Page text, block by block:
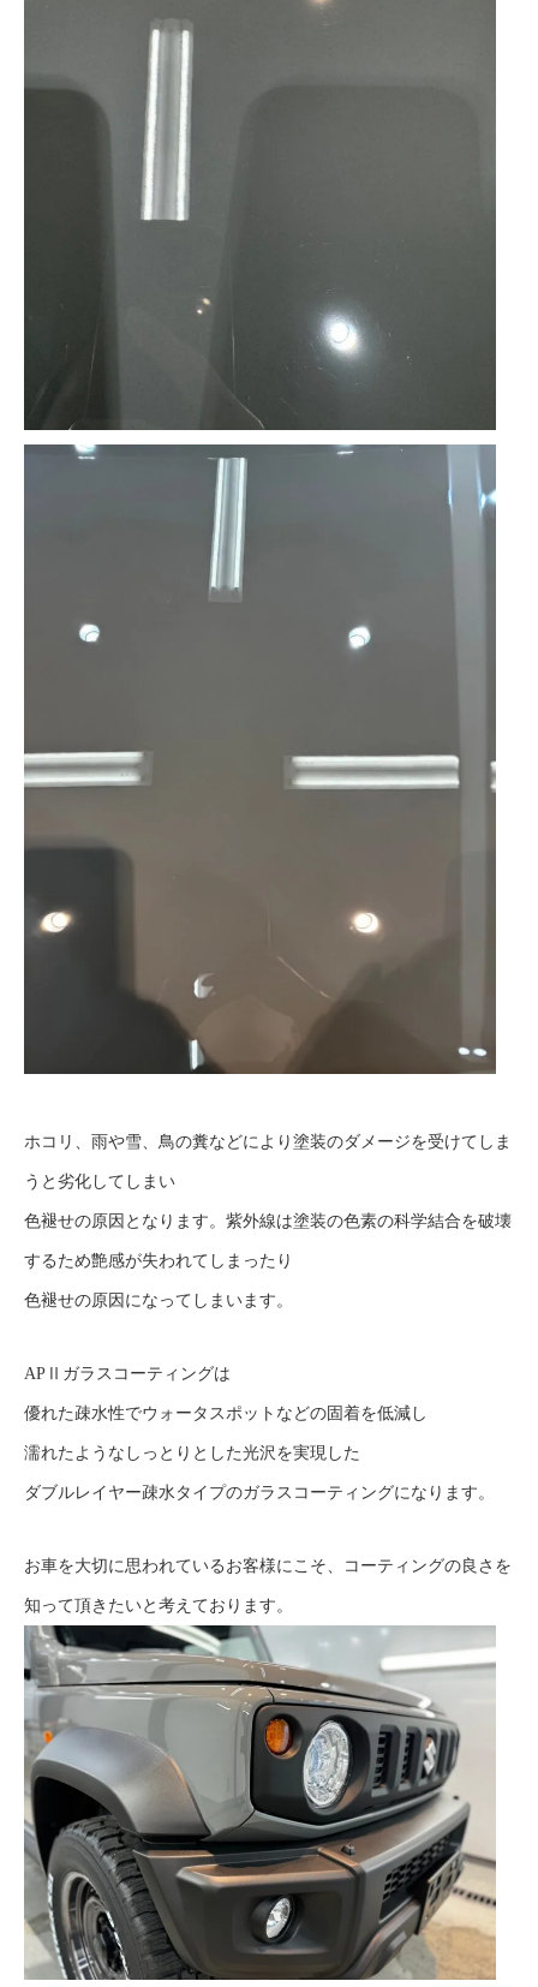
ホコリ、雨や雪、鳥の糞などにより塗装のダメージを受けてしま
うと劣化してしまい
色褪せの原因となります。紫外線は塗装の色素の科学結合を破壊
するため艶感が失われてしまったり
色褪せの原因になってしまいます。
APⅡガラスコーティングは
優れた疎水性でウォータスポットなどの固着を低減し
濡れたようなしっとりとした光沢を実現した
ダブルレイヤー疎水タイプのガラスコーティングになります。
お車を大切に思われているお客様にこそ、コーティングの良さを
知って頂きたいと考えております。